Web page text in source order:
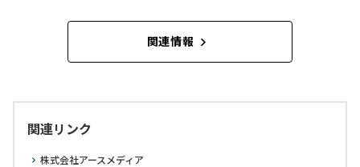
関連情報
関連リンク
株式会社アースメディア